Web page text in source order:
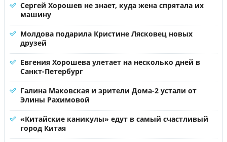
Сергей Хорошев не знает, куда жена спрятала их
машину
Молдова подарила Кристине Лясковец новых
друзей
Евгения Хорошева улетает на несколько дней в
Санкт-Петербург
Галина Маковская и зрители Дома-2 устали от
Элины Рахимовой
«Китайские каникулы» едут в самый счастливый
город Китая